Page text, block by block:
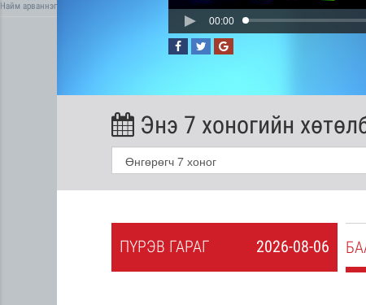
Найм арваннэг
00:00
Энэ 7 хоногийн
2026-08-06
ПҮРЭВ ГАРАГ БА